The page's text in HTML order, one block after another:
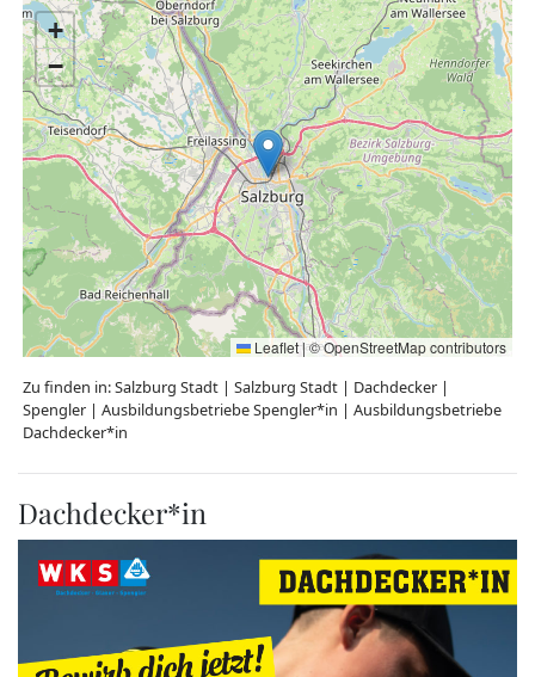
+
−
Leaflet|©OpenStreetMapcontributors
Zu finden in:Salzburg Stadt | Salzburg Stadt | Dachdecker |
Spengler | Ausbildungsbetriebe Spengler*in | Ausbildungsbetriebe
Dachdecker*in
Dachdecker*in